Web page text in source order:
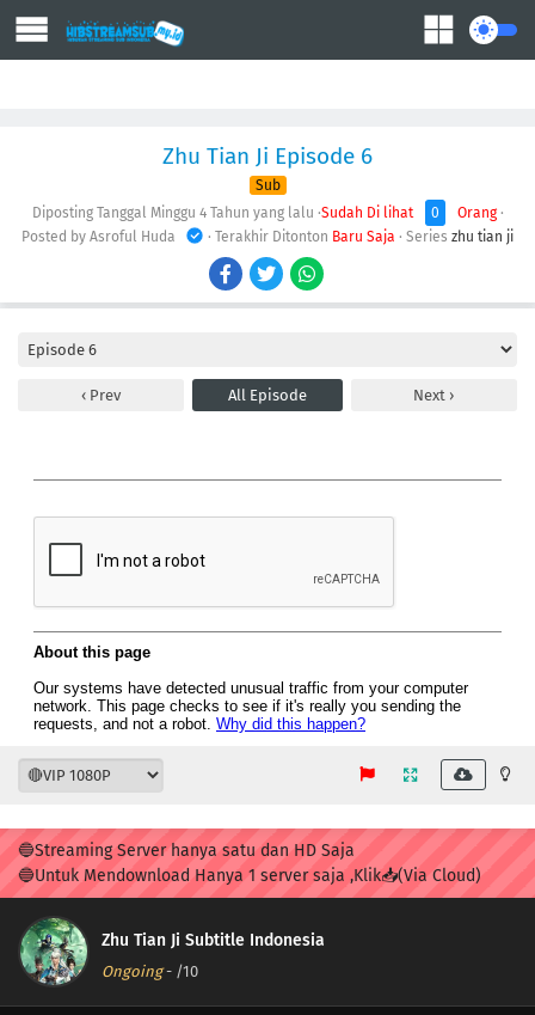
Zhu Tian Ji Episode 6
Sub
Diposting Tanggal Minggu 4 Tahun yang lalu ·Sudah Di lihat 0 Orang·
Posted by Asroful Huda
· Terakhir Ditonton Baru Saja · Series zhu tian ji
Prev All Episode Next
🔵Streaming Server hanya satu dan HD Saja
🔵Untuk Mendownload Hanya 1 server saja ,Klik📥(Via Cloud)
Zhu Tian Ji Subtitle Indonesia
Ongoing- /10